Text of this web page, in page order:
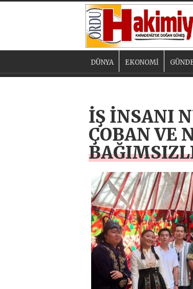
DÜNYA EKONOMİ
İŞ İNSANI
ÇOBAN VE